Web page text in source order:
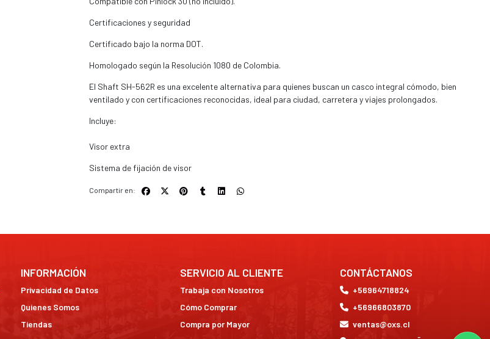
Certificaciones y seguridad
Certificado bajo la norma DOT.
Homologado según la Resolución 1080 de Colombia.
El Shaft SH-562R es una excelente alternativa para quienes buscan un casco integral cómodo, bien
ventilado y con certificaciones reconocidas, ideal para ciudad, carretera y viajes prolongados.
Incluye:
Visor extra
Sistema de fijación de visor
Compartir en:
INFORMACIÓN
Privacidad de Datos
Quienes Somos
Tiendas
SERVICIO AL CLIENTE
Trabaja con Nosotros
Cómo Comprar
Compra por Mayor
CONTÁCTANOS
+56964718824
+56966803870
ventas@oxs.cl